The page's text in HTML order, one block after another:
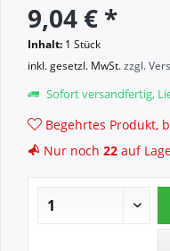
9,04 € *
Inhalt: 1 Stück
inkl. gesetzl. MwSt.zzgl.
Sofort versandfertig,
Begehrtes Produkt,
Nur noch 22 auf